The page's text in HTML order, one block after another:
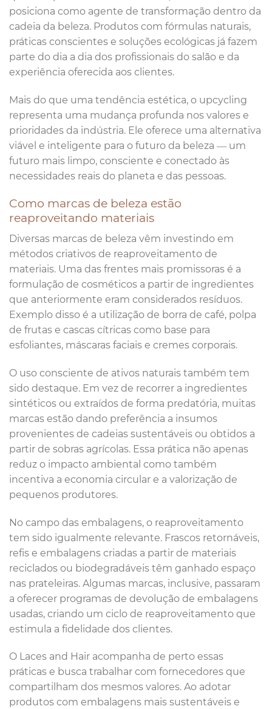
posiciona como agente de transformação dentro da
cadeia da beleza. Produtos com fórmulas naturais,
práticas conscientes e soluções ecológicas já fazem
parte do dia a dia dos profissionais do salão e da
experiência oferecida aos clientes.
Mais do que uma tendência estética, o upcycling
representa uma mudança profunda nos valores e
prioridades da indústria. Ele oferece uma alternativa
viável e inteligente para o futuro da beleza — um
futuro mais limpo, consciente e conectado às
necessidades reais do planeta e das pessoas.
Como marcas de beleza estão
reaproveitando materiais
Diversas marcas de beleza vêm investindo em
métodos criativos de reaproveitamento de
materiais. Uma das frentes mais promissoras é a
formulação de cosméticos a partir de ingredientes
que anteriormente eram considerados resíduos.
Exemplo disso é a utilização de borra de café, polpa
de frutas e cascas cítricas como base para
esfoliantes, máscaras faciais e cremes corporais.
O uso consciente de ativos naturais também tem
sido destaque. Em vez de recorrer a ingredientes
sintéticos ou extraídos de forma predatória, muitas
marcas estão dando preferência a insumos
provenientes de cadeias sustentáveis ou obtidos a
partir de sobras agrícolas. Essa prática não apenas
reduz o impacto ambiental como também
incentiva a economia circular e a valorização de
pequenos produtores.
No campo das embalagens, o reaproveitamento
tem sido igualmente relevante. Frascos retornáveis,
refis e embalagens criadas a partir de materiais
reciclados ou biodegradáveis têm ganhado espaço
nas prateleiras. Algumas marcas, inclusive, passaram
a oferecer programas de devolução de embalagens
usadas, criando um ciclo de reaproveitamento que
estimula a fidelidade dos clientes.
O Laces and Hair acompanha de perto essas
práticas e busca trabalhar com fornecedores que
compartilham dos mesmos valores. Ao adotar
produtos com embalagens mais sustentáveis e